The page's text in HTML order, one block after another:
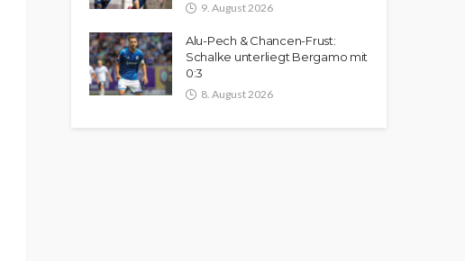
9. August 2026
Alu-Pech & Chancen-Frust:
Schalke unterliegt Bergamo mit
0:3
8. August 2026